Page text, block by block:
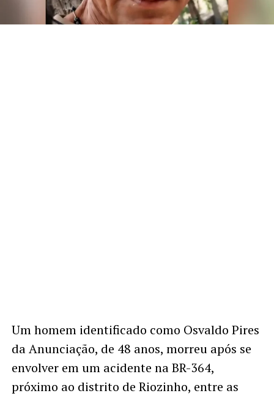
Um homem identificado como Osvaldo Pires
da Anunciação, de 48 anos, morreu após se
envolver em um acidente na BR-364,
próximo ao distrito de Riozinho, entre as